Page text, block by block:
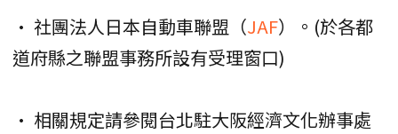
• 社團法人日本自動車聯盟（JAF）。(於各都
道府縣之聯盟事務所設有受理窗口)
• 相關規定請參閱台北駐大阪經濟文化辦事處